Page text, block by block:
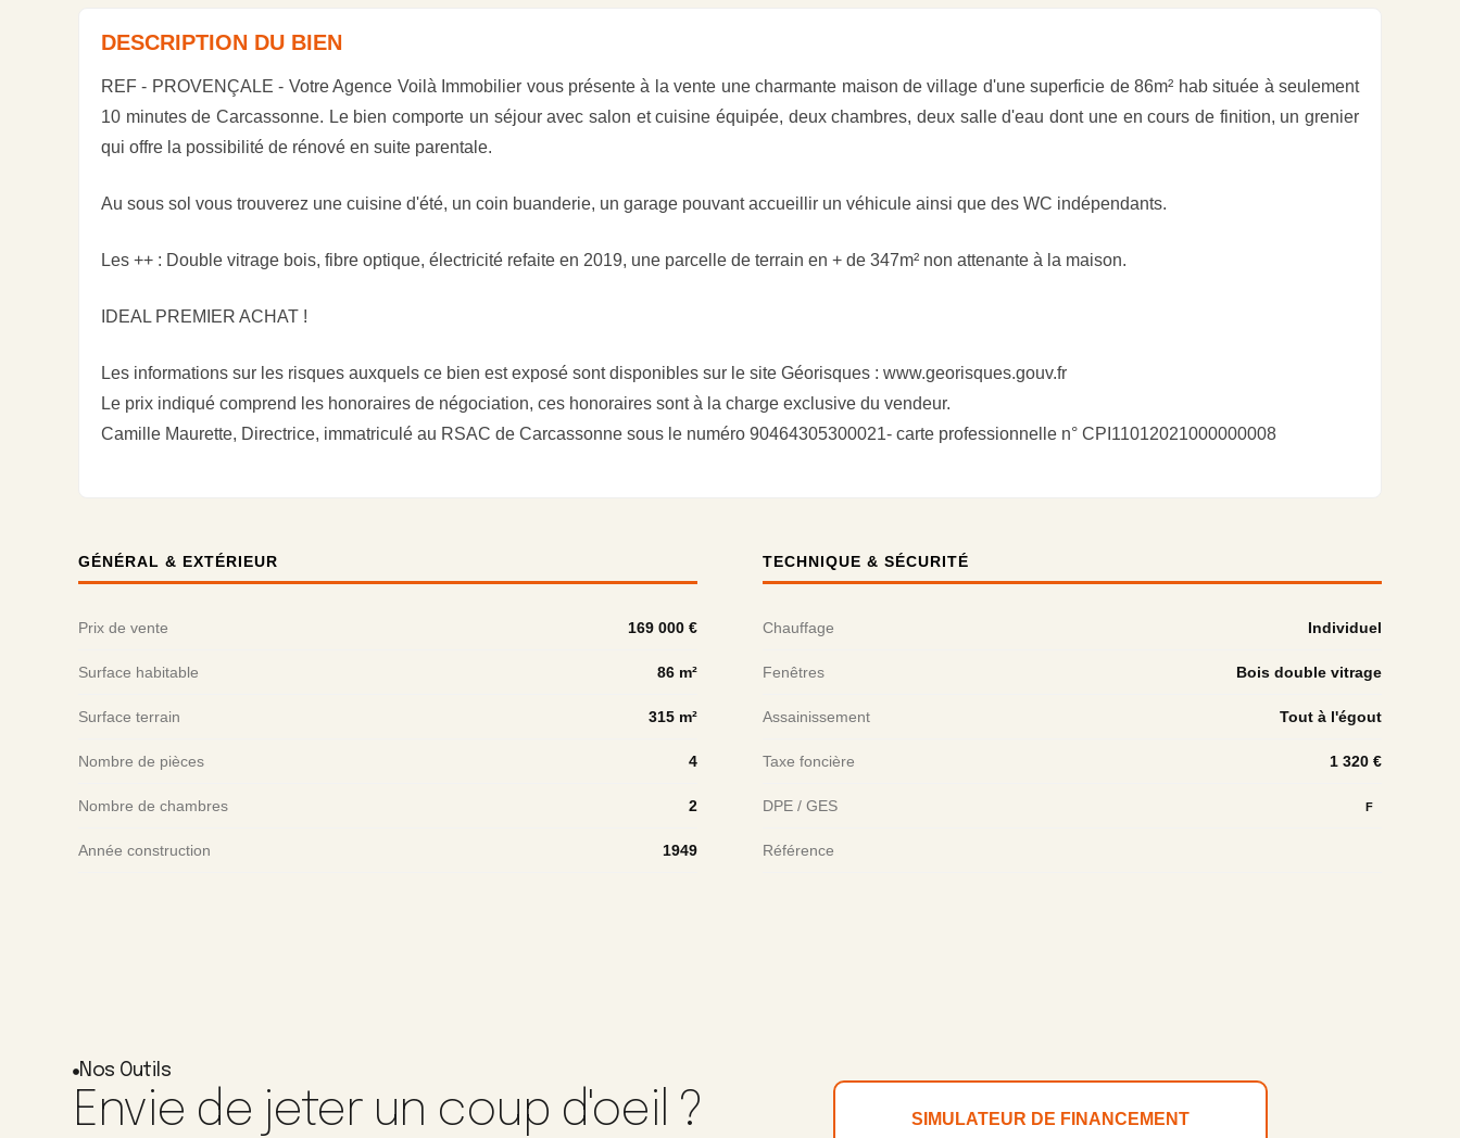
DESCRIPTION DU BIEN
REF - PROVENÇALE - Votre Agence Voilà Immobilier vous présente à la vente une charmante maison de village d'une superficie de 86m² hab située à seulement
10 minutes de Carcassonne. Le bien comporte un séjour avec salon et cuisine équipée, deux chambres, deux salle d'eau dont une en cours de finition, un grenier
qui offre la possibilité de rénové en suite parentale.
Au sous sol vous trouverez une cuisine d'été, un coin buanderie, un garage pouvant accueillir un véhicule ainsi que des WC indépendants.
Les ++ : Double vitrage bois, fibre optique, électricité refaite en 2019, une parcelle de terrain en + de 347m² non attenante à la maison.
IDEAL PREMIER ACHAT !
Les informations sur les risques auxquels ce bien est exposé sont disponibles sur le site Géorisques : www.georisques.gouv.fr
Le prix indiqué comprend les honoraires de négociation, ces honoraires sont à la charge exclusive du vendeur.
Camille Maurette, Directrice, immatriculé au RSAC de Carcassonne sous le numéro 90464305300021- carte professionnelle n° CPI11012021000000008
GÉNÉRAL & EXTÉRIEUR
Prix de vente 169 000 €
Surface habitable 86 m²
Surface terrain 315 m²
Nombre de pièces 4
Nombre de chambres 2
Année construction 1949
TECHNIQUE & SÉCURITÉ
Chauffage Individuel
Fenêtres Bois double vitrage
Assainissement Tout à l'égout
Taxe foncière 1 320 €
DPE / GES F
Référence
Nos Outils
Envie de jeter un coup d'oeil ?
SIMULATEUR DE FINANCEMENT